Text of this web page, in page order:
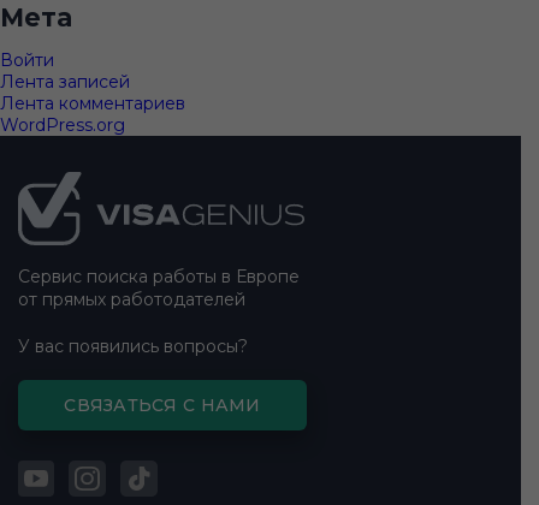
Мета
Войти
Лента записей
Лента комментариев
WordPress.org
Подвал
сайта
Сервис поиска работы в Европе
от прямых работодателей
У вас появились вопросы?
СВЯЗАТЬСЯ С НАМИ